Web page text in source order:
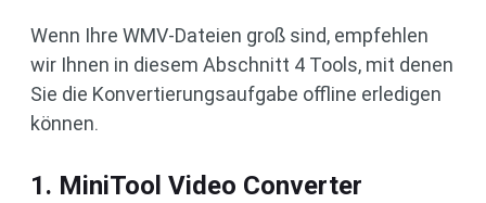
Wenn Ihre WMV-Dateien groß sind, empfehlen
wir Ihnen in diesem Abschnitt 4 Tools, mit denen
Sie die Konvertierungsaufgabe offline erledigen
können.
1. MiniTool Video Converter